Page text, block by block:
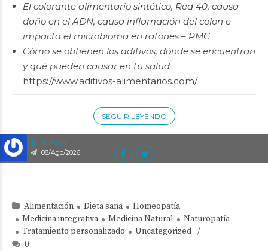
Aurora
08/Ago/2026
El colorante alimentario sintético, Red 40, causa
daño en el ADN, causa inflamación del colon e
impacta el microbioma en ratones – PMC
Cómo se obtienen los aditivos, dónde se encuentran
y qué pueden causar en tu salud
https://www.aditivos-alimentarios.com/
SEGUIR LEYENDO
Alimentación Dieta sana
Homeopatía
Medicina integrativa
Medicina Natural
Naturopatía
Tratamiento personalizado
Uncategorized
0